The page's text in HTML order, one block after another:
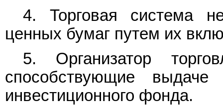
4. Торговая система
ценных бумаг путем их
5. Организатор
способствующие выдаче
инвестиционного фонда.